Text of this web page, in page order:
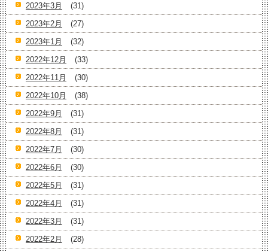
2023年3月
(31)
2023年2月
(27)
2023年1月
(32)
2022年12月
(33)
2022年11月
(30)
2022年10月
(38)
2022年9月
(31)
2022年8月
(31)
2022年7月
(30)
2022年6月
(30)
2022年5月
(31)
2022年4月
(31)
2022年3月
(31)
2022年2月
(28)